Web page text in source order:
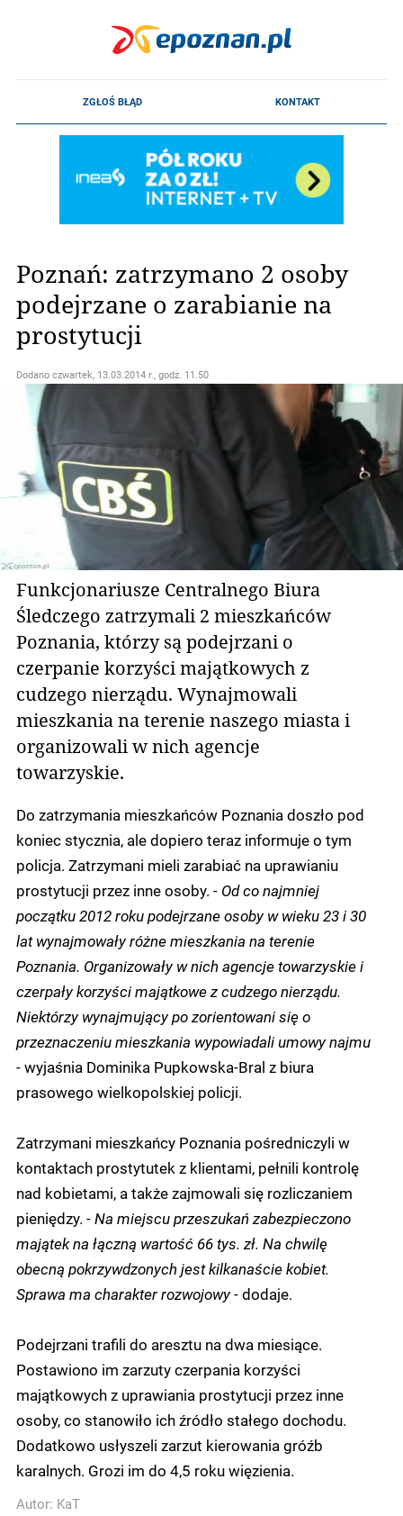
Poznań: zatrzymano 2 osoby
podejrzane o zarabianie na
prostytucji
Dodano czwartek, 13.03.2014 r., godz. 11.50
Funkcjonariusze Centralnego Biura
Śledczego zatrzymali 2 mieszkańców
Poznania, którzy są podejrzani o
czerpanie korzyści majątkowych z
cudzego nierządu. Wynajmowali
mieszkania na terenie naszego miasta i
organizowali w nich agencje
towarzyskie.
Do zatrzymania mieszkańców Poznania doszło pod
koniec stycznia, ale dopiero teraz informuje o tym
policja. Zatrzymani mieli zarabiać na uprawianiu
prostytucji przez inne osoby. - Od co najmniej
początku 2012 roku podejrzane osoby w wieku 23 i 30
lat wynajmowały różne mieszkania na terenie
Poznania. Organizowały w nich agencje towarzyskie i
czerpały korzyści majątkowe z cudzego nierządu.
Niektórzy wynajmujący po zorientowani się o
przeznaczeniu mieszkania wypowiadali umowy najmu
-wyjaśnia Dominika Pupkowska-Bral z biura
prasowego wielkopolskiej policji.
Zatrzymani mieszkańcy Poznania pośredniczyli w
kontaktach prostytutek z klientami, pełnili kontrolę
nad kobietami, a także zajmowali się rozliczaniem
pieniędzy. - Na miejscu przeszukań zabezpieczono
majątek na łączną wartość 66 tys. zł. Na chwilę
obecną pokrzywdzonych jest kilkanaście kobiet.
Sprawa ma charakter rozwojowy -dodaje.
Podejrzani trafili do aresztu na dwa miesiące.
Postawiono im zarzuty czerpania korzyści
majątkowych z uprawiania prostytucji przez inne
osoby, co stanowiło ich źródło stałego dochodu.
Dodatkowo usłyszeli zarzut kierowania gróźb
karalnych. Grozi im do 4,5 roku więzienia.
Autor: KaT